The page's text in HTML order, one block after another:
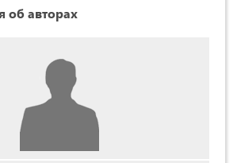
авторах